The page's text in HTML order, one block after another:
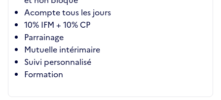
Acompte tous les jours
10% IFM + 10% CP
Parrainage
Mutuelle intérimaire
Suivi personnalisé
Formation